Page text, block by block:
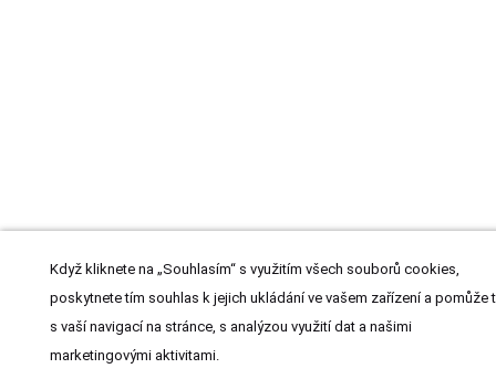
Když kliknete na „Souhlasím“ s využitím všech souborů cookies,
poskytnete tím souhlas k jejich ukládání ve vašem zařízení a pomůže
s vaší navigací na stránce, s analýzou využití dat a našimi
marketingovými aktivitami.